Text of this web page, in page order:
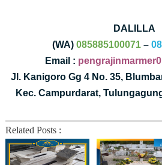
DALILLA
(WA)085885100071 –
Email :
Jl. Kanigoro Gg 4 No. 35,
Kec. Campurdarat,
Related Posts :